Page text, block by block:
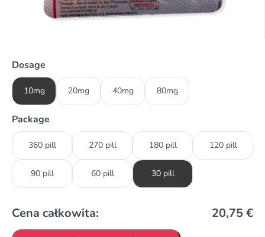
Dosage
10mg 20mg 40mg 80mg
Package
360 pill 270 pill 180 pill 120 pill
90 pill 60 pill 30 pill
Cena całkowita: 20,75€